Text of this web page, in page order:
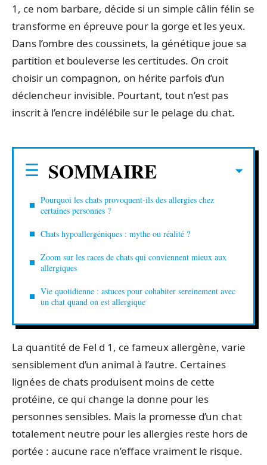
1, ce nom barbare, décide si un simple câlin félin se
transforme en épreuve pour la gorge et les yeux.
Dans l’ombre des coussinets, la génétique joue sa
partition et bouleverse les certitudes. On croit
choisir un compagnon, on hérite parfois d’un
déclencheur invisible. Pourtant, tout n’est pas
inscrit à l’encre indélébile sur le pelage du chat.
SOMMAIRE
Pourquoi les chats provoquent-ils des allergies chez
certaines personnes ?
Chats hypoallergéniques : mythe ou réalité ?
Zoom sur les races de chats qui conviennent mieux aux
allergiques
Vie quotidienne : astuces pour cohabiter sereinement avec
un chat quand on est allergique
La quantité de Fel d 1, ce fameux allergène, varie
sensiblement d’un animal à l’autre. Certaines
lignées de chats produisent moins de cette
protéine, ce qui change la donne pour les
personnes sensibles. Mais la promesse d’un chat
totalement neutre pour les allergies reste hors de
portée : aucune race n’efface vraiment le risque.